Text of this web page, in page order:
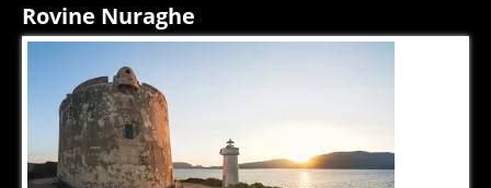
Rovine Nuraghe